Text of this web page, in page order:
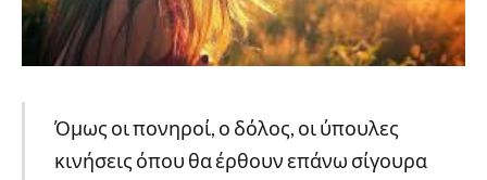
Όμως οι πονηροί, ο δόλος, οι ύπουλες
κινήσεις όπου θα έρθουν επάνω σίγουρα